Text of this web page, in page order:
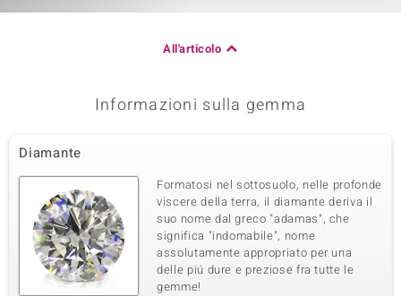
All'articolo
Informazioni sulla gemma
Diamante
Formatosi nel sottosuolo, nelle profonde
viscere della terra, il diamante deriva il
suo nome dal greco "adamas", che
significa "indomabile", nome
assolutamente appropriato per una
delle piú dure e preziose fra tutte le
gemme!